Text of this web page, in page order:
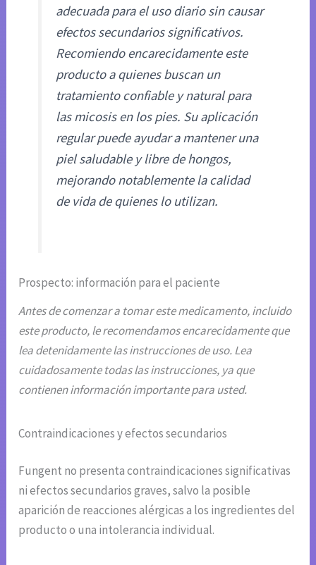
adecuada para el uso diario sin causar
efectos secundarios significativos.
Recomiendo encarecidamente este
producto a quienes buscan un
tratamiento confiable y natural para
las micosis en los pies. Su aplicación
regular puede ayudar a mantener una
piel saludable y libre de hongos,
mejorando notablemente la calidad
de vida de quienes lo utilizan.
Prospecto: información para el paciente
Antes de comenzar a tomar este medicamento, incluido
este producto, le recomendamos encarecidamente que
lea detenidamente las instrucciones de uso. Lea
cuidadosamente todas las instrucciones, ya que
contienen información importante para usted.
Contraindicaciones y efectos secundarios
Fungent no presenta contraindicaciones significativas
ni efectos secundarios graves, salvo la posible
aparición de reacciones alérgicas a los ingredientes del
producto o una intolerancia individual.